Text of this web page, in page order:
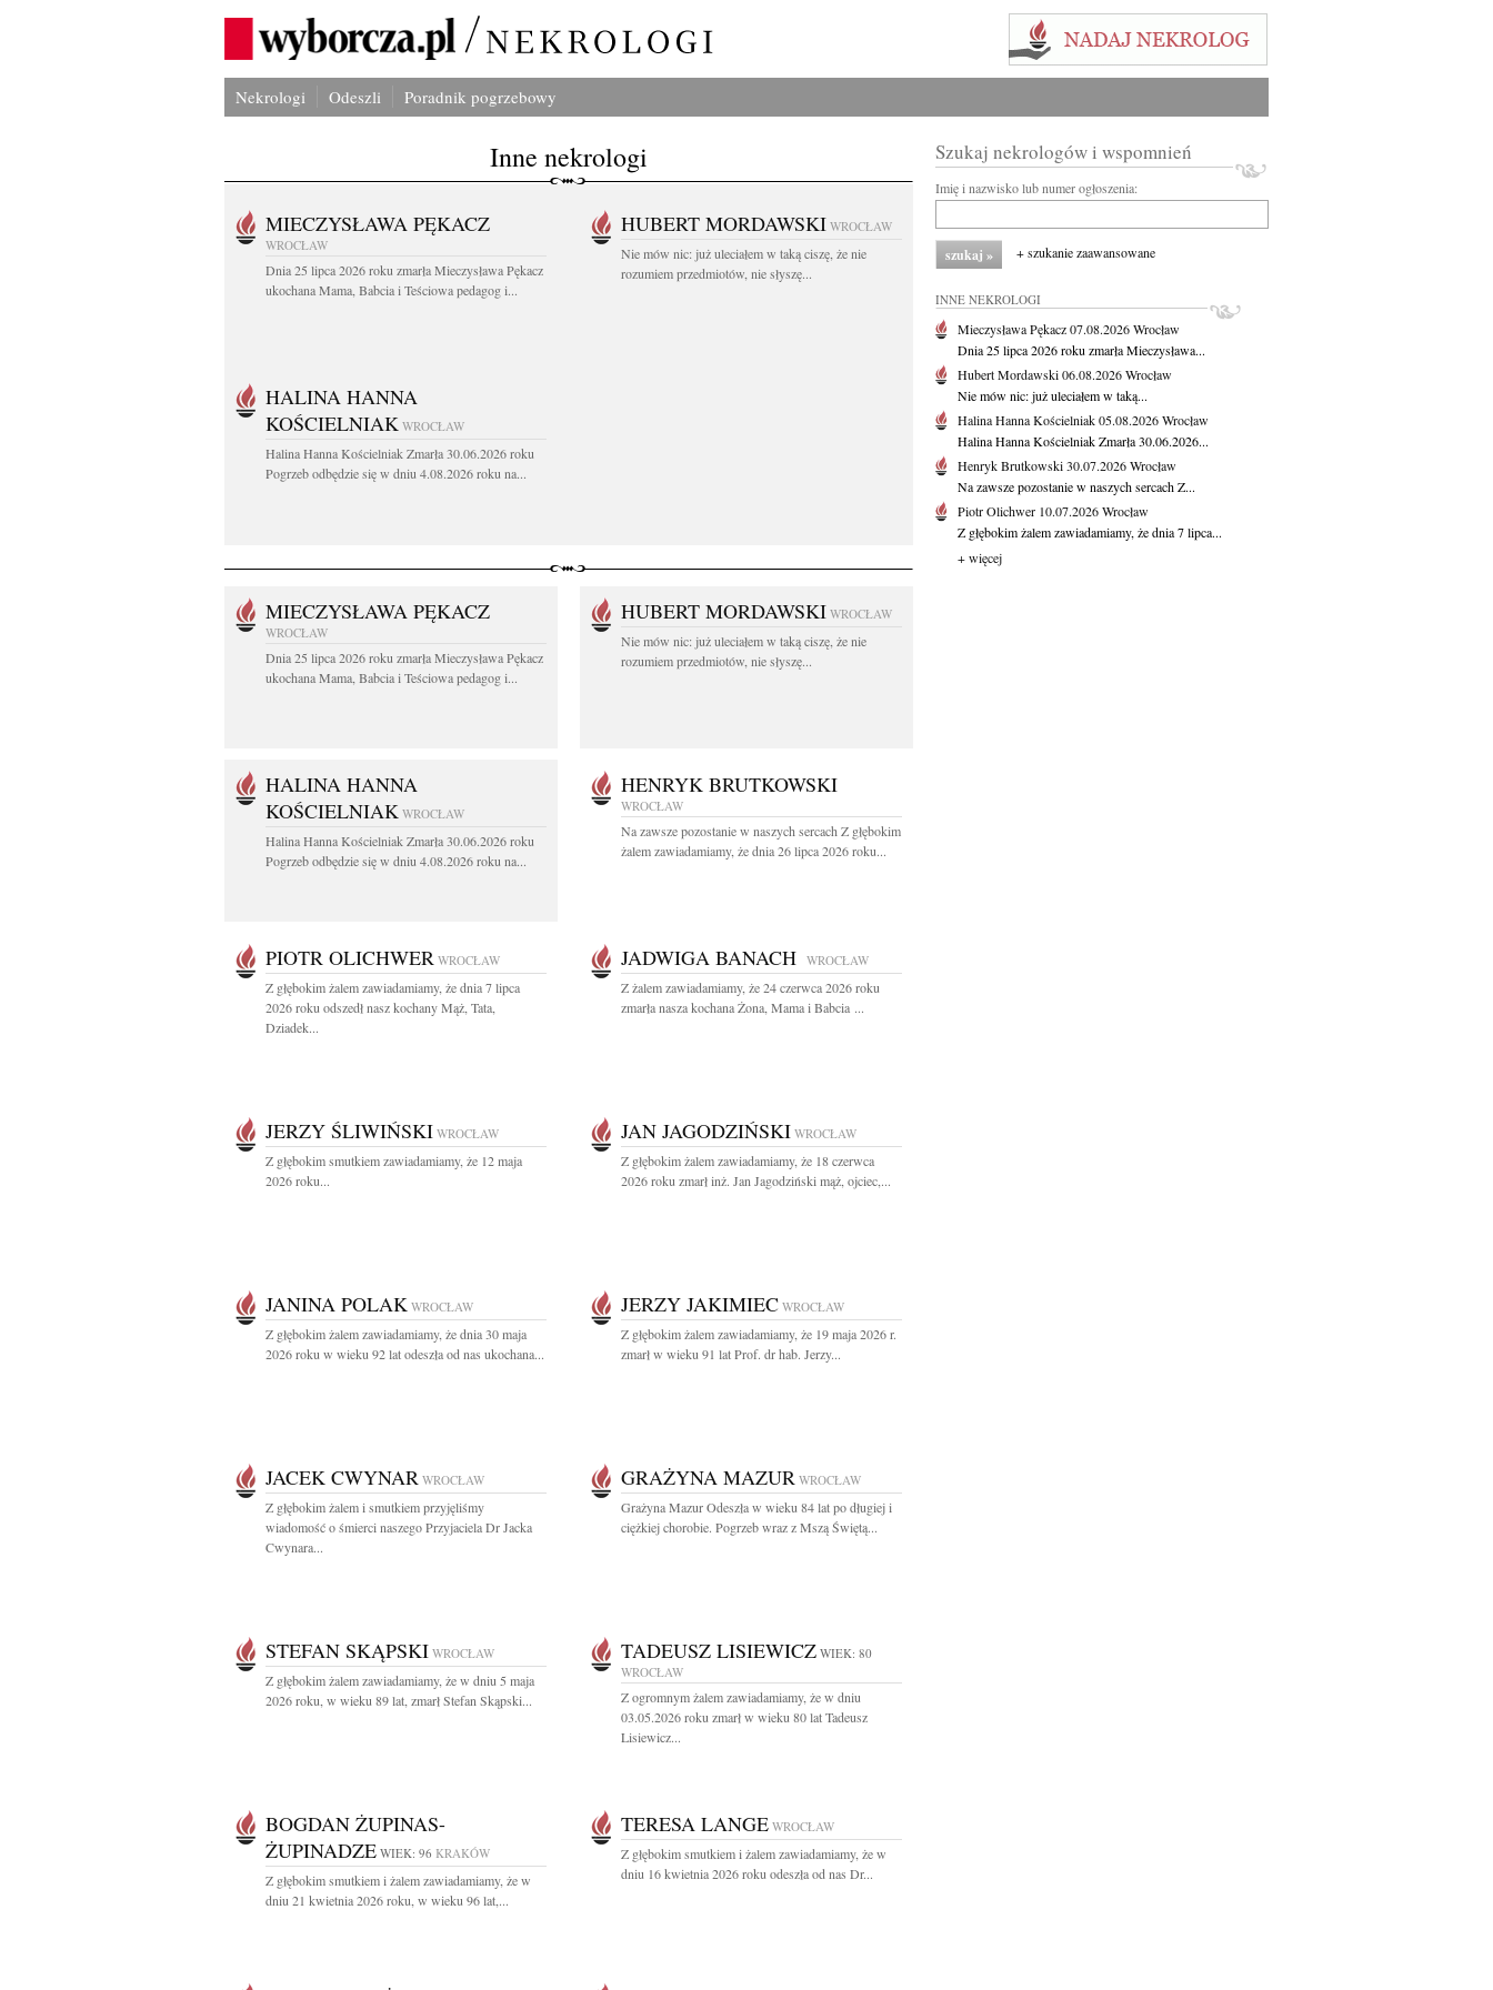
Nekrologi Odeszli Poradnik pogrzebowy
Inne nekrologi
MIECZYSŁAWA PĘKACZ
WROCŁAW
Dnia 25 lipca 2026 roku zmarła Mieczysława Pękacz
ukochana Mama, Babcia i Teściowa pedagog i...
HUBERT MORDAWSKI WROCŁAW
Nie mów nic: już uleciałem w taką ciszę, że nie
rozumiem przedmiotów, nie słyszę...
HALINA HANNA
KOŚCIELNIAK WROCŁAW
Halina Hanna Kościelniak Zmarła 30.06.2026 roku
Pogrzeb odbędzie się w dniu 4.08.2026 roku na...
MIECZYSŁAWA PĘKACZ
WROCŁAW
Dnia 25 lipca 2026 roku zmarła Mieczysława Pękacz
ukochana Mama, Babcia i Teściowa pedagog i...
HUBERT MORDAWSKI WROCŁAW
Nie mów nic: już uleciałem w taką ciszę, że nie
rozumiem przedmiotów, nie słyszę...
HALINA HANNA
KOŚCIELNIAK WROCŁAW
Halina Hanna Kościelniak Zmarła 30.06.2026 roku
Pogrzeb odbędzie się w dniu 4.08.2026 roku na...
HENRYK BRUTKOWSKI
WROCŁAW
Na zawsze pozostanie w naszych sercach Z głębokim
żalem zawiadamiamy, że dnia 26 lipca 2026 roku...
PIOTR OLICHWER WROCŁAW
Z głębokim żalem zawiadamiamy, że dnia 7 lipca
2026 roku odszedł nasz kochany Mąż, Tata,
Dziadek...
JADWIGA BANACH WROCŁAW
Z żalem zawiadamiamy, że 24 czerwca 2026 roku
zmarła nasza kochana Żona, Mama i Babcia ...
JERZY ŚLIWIŃSKI WROCŁAW
Z głębokim smutkiem zawiadamiamy, że 12 maja
2026 roku...
JAN JAGODZIŃSKI WROCŁAW
Z głębokim żalem zawiadamiamy, że 18 czerwca
2026 roku zmarł inż. Jan Jagodziński mąż, ojciec,...
JANINA POLAK WROCŁAW
Z głębokim żalem zawiadamiamy, że dnia 30 maja
2026 roku w wieku 92 lat odeszła od nas ukochana...
JERZY JAKIMIEC WROCŁAW
Z głębokim żalem zawiadamiamy, że 19 maja 2026 r.
zmarł w wieku 91 lat Prof. dr hab. Jerzy...
JACEK CWYNAR WROCŁAW
Z głębokim żalem i smutkiem przyjęliśmy
wiadomość o śmierci naszego Przyjaciela Dr Jacka
Cwynara...
GRAŻYNA MAZUR WROCŁAW
Grażyna Mazur Odeszła w wieku 84 lat po długiej i
ciężkiej chorobie. Pogrzeb wraz z Mszą Świętą...
STEFAN SKĄPSKI WROCŁAW
Z głębokim żalem zawiadamiamy, że w dniu 5 maja
2026 roku, w wieku 89 lat, zmarł Stefan Skąpski...
TADEUSZ LISIEWICZ WIEK: 80
WROCŁAW
Z ogromnym żalem zawiadamiamy, że w dniu
03.05.2026 roku zmarł w wieku 80 lat Tadeusz
Lisiewicz...
BOGDAN ŻUPINAS-
ŻUPINADZE WIEK: 96 KRAKÓW
Z głębokim smutkiem i żalem zawiadamiamy, że w
dniu 21 kwietnia 2026 roku, w wieku 96 lat,...
TERESA LANGE WROCŁAW
Z głębokim smutkiem i żalem zawiadamiamy, że w
dniu 16 kwietnia 2026 roku odeszła od nas Dr...
Szukaj nekrologów i wspomnień
Imię i nazwisko lub numer ogłoszenia:
+ szukanie zaawansowane
INNE NEKROLOGI
Mieczysława Pękacz07.08.2026Wrocław
Dnia 25 lipca 2026 roku zmarła Mieczysława...
Hubert Mordawski06.08.2026Wrocław
Nie mów nic: już uleciałem w taką...
Halina Hanna Kościelniak05.08.2026Wrocław
Halina Hanna Kościelniak Zmarła 30.06.2026...
Henryk Brutkowski30.07.2026Wrocław
Na zawsze pozostanie w naszych sercach Z...
Piotr Olichwer 10.07.2026Wrocław
Z głębokim żalem zawiadamiamy, że dnia 7 lipca...
+ więcej